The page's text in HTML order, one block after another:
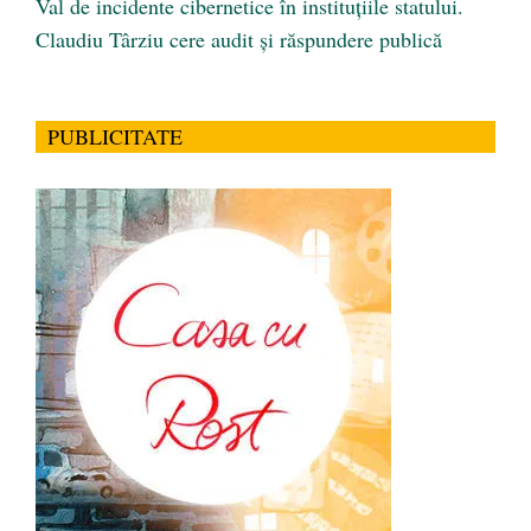
Val de incidente cibernetice în instituțiile statului.
Claudiu Târziu cere audit și răspundere publică
PUBLICITATE